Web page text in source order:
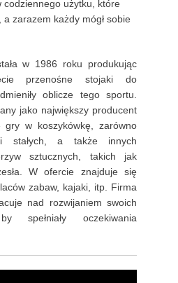
codziennego użytku, które
a zarazem każdy mógł sobie
w 1986 roku produkując
przenośne stojaki do
oblicze tego sportu.
jako największy producent
gry w koszykówkę, zarówno
stałych, a także innych
sztucznych, takich jak
W ofercie znajduje się
zabaw, kajaki, itp. Firma
nad rozwijaniem swoich
spełniały oczekiwania